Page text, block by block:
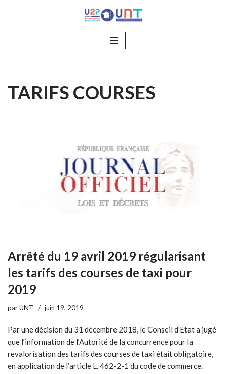
TARIFS COURSES
Arrêté du 19 avril 2019 régularisant
les tarifs des courses de taxi pour
2019
parUNT juin 19, 2019
Par une décision du 31 décembre 2018, le Conseil d’Etat a jugé
que l’information de l’Autorité de la concurrence pour la
revalorisation des tarifs des courses de taxi était obligatoire,
en application de l’article L. 462-2-1 du code de commerce.